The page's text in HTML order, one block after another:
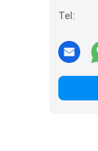
Tel: